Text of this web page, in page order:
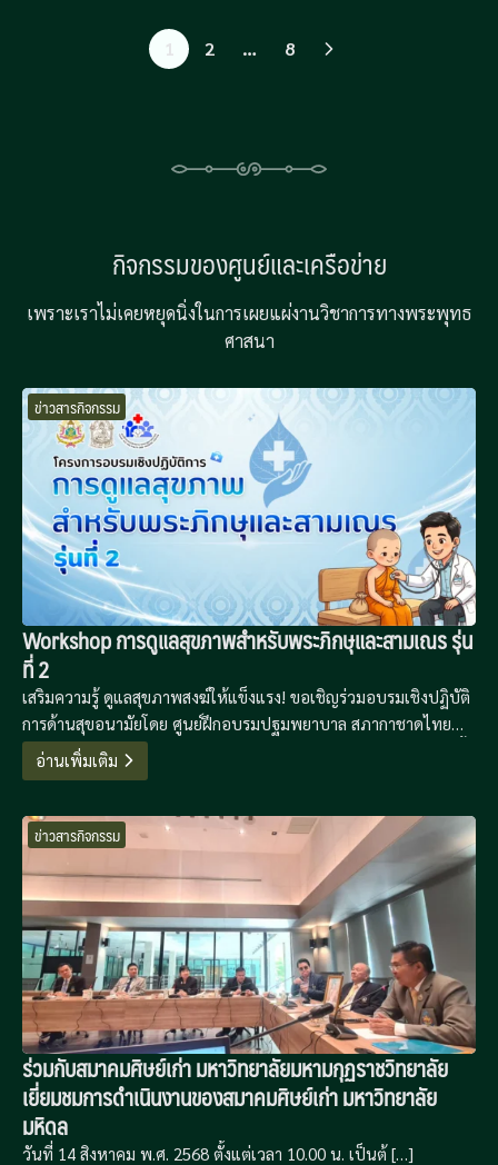
1 2 … 8
กิจกรรมของศูนย์และเครือข่าย
เพราะเราไม่เคยหยุดนิ่งในการเผยแผ่งานวิชาการทางพระพุทธ
ศาสนา
ข่าวสารกิจกรรม
Workshop การดูแลสุขภาพสำหรับพระภิกษุและสามเณร รุ่น
ที่ 2
เสริมความรู้ ดูแลสุขภาพสงฆ์ให้แข็งแรง! ขอเชิญร่วมอบรมเชิงปฏิบัติ
การด้านสุขอนามัยโดย ศูนย์ฝึกอบรมปฐมพยาบาล สภากาชาดไทย
เรียนรู้วิธีดูแลตนเองและเพื่อนสหธรรมิกอย่างถูกวิธี 16-19 มีนาคมนี้
ณ ห้องประชุมโรงเรียนพระปริยัติธรรม วัดอาวุธวิกสิตาราม
อ่านเพิ่มเติม
ข่าวสารกิจกรรม
ร่วมกับสมาคมศิษย์เก่า มหาวิทยาลัยมหามกุฏราชวิทยาลัย
เยี่ยมชมการดำเนินงานของสมาคมศิษย์เก่า มหาวิทยาลัย
มหิดล
วันที่ 14 สิงหาคม พ.ศ. 2568 ตั้งแต่เวลา 10.00 น. เป็นต้ […]